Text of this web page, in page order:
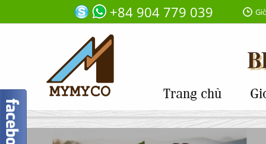
+84 904 779 039
Trang chủ